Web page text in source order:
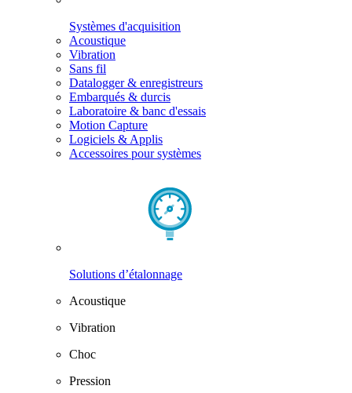
Systèmes d'acquisition
Acoustique
Vibration
Sans fil
Datalogger & enregistreurs
Embarqués & durcis
Laboratoire & banc d'essais
Motion Capture
Logiciels & Applis
Accessoires pour systèmes
Solutions d’étalonnage
Acoustique
Vibration
Choc
Pression